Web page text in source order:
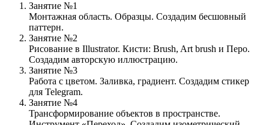
Занятие №1
Монтажная область. Образцы. Создадим бесшовный
паттерн.
Занятие №2
Рисование в Illustrator. Кисти: Brush, Art brush и Перо.
Создадим авторскую иллюстрацию.
Занятие №3
Работа с цветом. Заливка, градиент. Создадим стикер
для Telegram.
Занятие №4
Трансформирование объектов в пространстве.